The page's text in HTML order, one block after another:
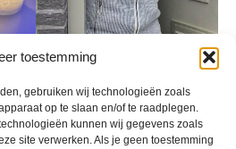
toestemming
gebruiken wij technologieën zoals
op te slaan en/of te raadplegen.
kunnen wij gegevens zoals
site verwerken. Als je geen toestemming